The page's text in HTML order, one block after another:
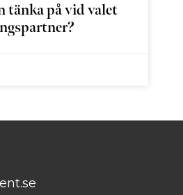
tänka på vid valet